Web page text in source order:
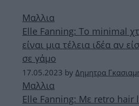
Μαλλια
Elle Fanning: Το minimal
είναι μια τέλεια ιδέα αν
σε γάμο
17.05.2023 by Δημητρα
Μαλλια
Elle Fanning: Με retro hair